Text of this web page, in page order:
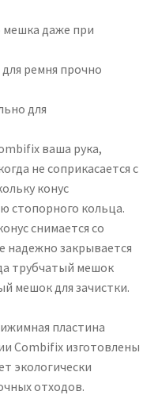
мешка даже при
ремня прочно
для
ваша рука,
не соприкасается с
конус
стопорного кольца.
снимается со
надежно закрывается
трубчатый мешок
мешок для зачистки.
пластина
Combifix изготовлены
экологически
отходов.